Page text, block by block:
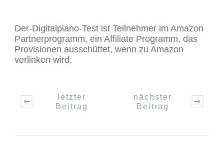
Der-Digitalpiano-Test ist Teilnehmer im Amazon
Partnerprogramm, ein Affiliate Programm, das
Provisionen ausschüttet, wenn zu Amazon
verlinken wird.
letzter
Beitrag
nächster
Beitrag